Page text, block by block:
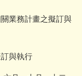
業務計畫之擬訂與
與執行